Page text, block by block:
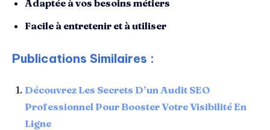
Adaptée à vos besoins métiers
Facile à entretenir et à utiliser
Publications Similaires :
Découvrez Les Secrets D’un Audit SEO
Professionnel Pour Booster Votre Visibilité En
Ligne